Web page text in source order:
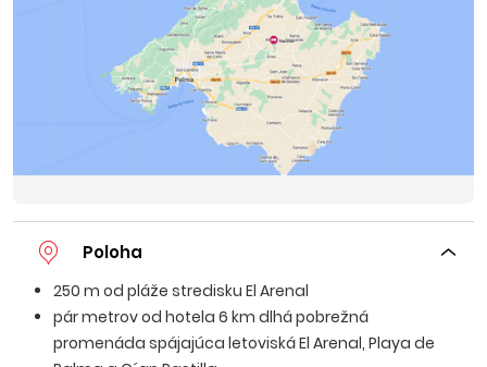
Poloha
250 m od pláže stredisku El Arenal
pár metrov od hotela 6 km dlhá pobrežná
promenáda spájajúca letoviská El Arenal, Playa de